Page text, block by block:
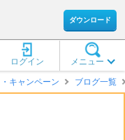
ダウンロード
メニュー
ログイン
キャンペーン ブログ一覧